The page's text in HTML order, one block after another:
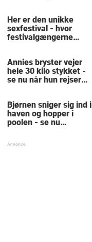
Her er den unikke
sexfestival - hvor
festivalgængerne
Annies bryster vejer
hele 30 kilo stykket -
se nu når hun rejser
Bjørnen sniger sig ind i
haven og hopper i
poolen - se nu